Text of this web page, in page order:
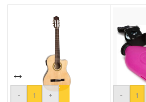
-
+
-